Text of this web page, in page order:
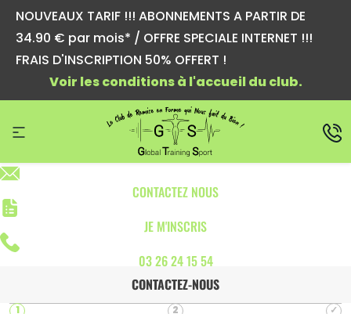
NOUVEAUX TARIF !!! ABONNEMENTS A PARTIR DE
34.90 € par mois* / OFFRE SPECIALE INTERNET !!!
FRAIS D'INSCRIPTION 50% OFFERT !
Voir les conditions à l'accueil du club.
CONTACTEZ NOUS
JE M'INSCRIS
03 26 24 15 54
CONTACTEZ-NOUS